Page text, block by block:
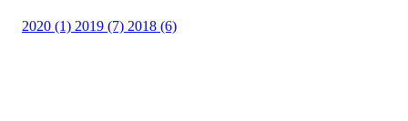
2020 (1) 2019 (7) 2018 (6)